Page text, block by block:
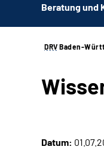
Beratung und
DRV Baden-
Datum: